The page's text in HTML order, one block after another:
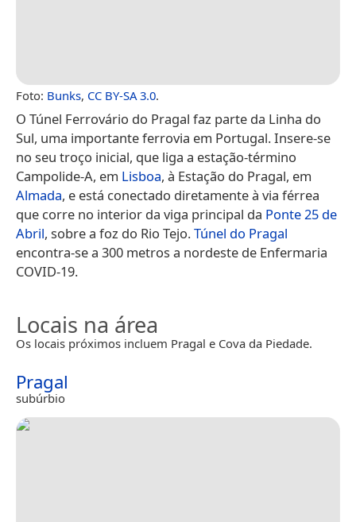
Foto: Bunks, CC BY-SA 3.0.
O Túnel Ferrovário do Pragal faz parte da Linha do
Sul, uma importante ferrovia em Portugal. Insere-se
no seu troço inicial, que liga a estação-término
Campolide-A, em Lisboa, à Estação do Pragal, em
Almada, e está conectado diretamente à via férrea
que corre no interior da viga principal da Ponte 25 de
Abril, sobre a foz do Rio Tejo.Túnel do Pragal
encontra-se a 300 metros a nordeste de Enfermaria
COVID-19.
Locais na área
Os locais próximos incluem Pragal e Cova da Piedade.
Pragal
subúrbio